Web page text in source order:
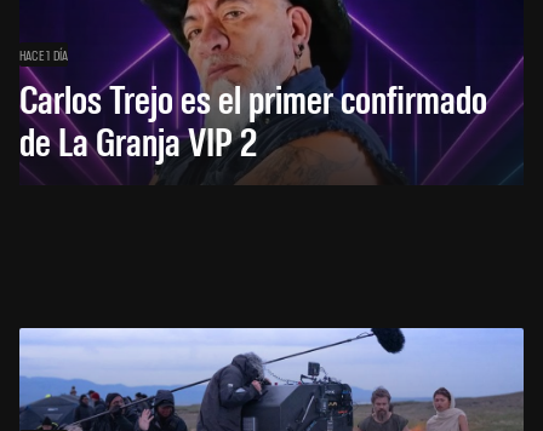
HACE 1 DÍA
Carlos Trejo es el primer confirmado
de La Granja VIP 2